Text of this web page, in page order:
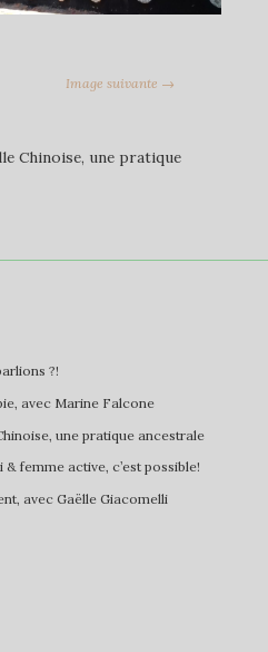
Image suivante →
Chinoise, une pratique
?!
avec Marine Falcone
une pratique ancestrale
femme active, c’est possible!
avec Gaëlle Giacomelli